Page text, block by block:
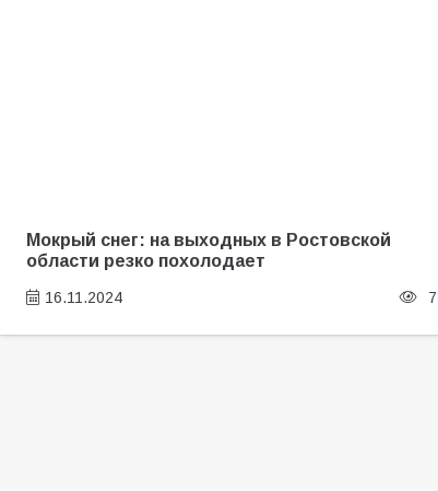
Мокрый снег: на выходных в Ростовской
области резко похолодает
16.11.2024